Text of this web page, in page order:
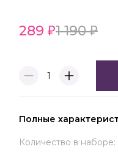
289 1 190
1
Полные
Количество в наборе: